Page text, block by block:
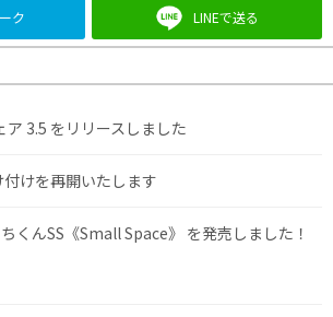
ク LINEで送る
3.5 をリリースしました
けを再開いたします
くんSS《Small Space》 を発売しました！